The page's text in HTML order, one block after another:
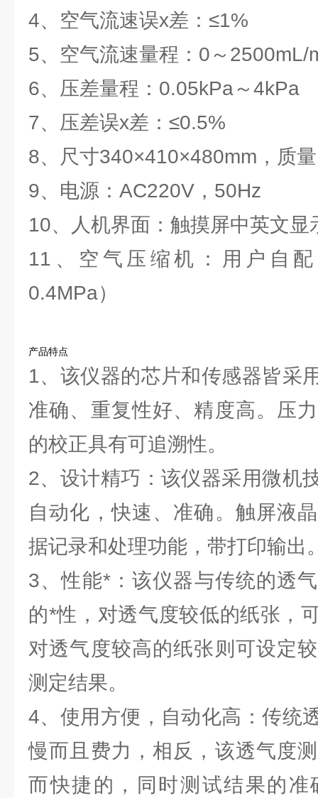
4、空气流速误x差：≤1%
5、空气流速量程：0～2500mL/
6、压差量程：0.05kPa～4kPa
7、压差误x差：≤0.5%
8、尺寸340×410×480mm，质
9、电源：AC220V，50Hz
10、人机界面：触摸屏中英文显
11、空气压缩机：用户自
0.4MPa）
产品特点
1、该仪器的芯片和传感器皆采
准确、重复性好、精度高。压
的校正具有可追溯性。
2、设计精巧：该仪器采用微机
自动化，快速、准确。触屏液
据记录和处理功能，带打印输出
3、性能*：该仪器与传统的透
的*性，对透气度较低的纸张，
对透气度较高的纸张则可设定
测定结果。
4、使用方便，自动化高：传统
慢而且费力，相反，该透气度
而快捷的，同时测试结果的准